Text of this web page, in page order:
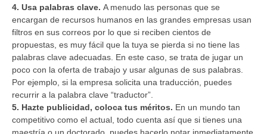
4. Usa palabras clave. A menudo las personas que se
encargan de recursos humanos en las grandes empresas usan
filtros en sus correos por lo que si reciben cientos de
propuestas, es muy fácil que la tuya se pierda si no tiene las
palabras clave adecuadas. En este caso, se trata de jugar un
poco con la oferta de trabajo y usar algunas de sus palabras.
Por ejemplo, si la empresa solicita una traducción, puedes
recurrir a la palabra clave “traductor”.
5. Hazte publicidad, coloca tus méritos. En un mundo tan
competitivo como el actual, todo cuenta así que si tienes una
maestría o un doctorado, puedes hacerlo notar inmediatamente